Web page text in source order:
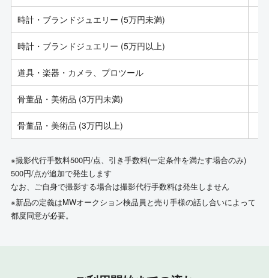
時計・ブランドジュエリー (5万円未満)
時計・ブランドジュエリー (5万円以上)
道具・楽器・カメラ、プロツール
骨董品・美術品 (3万円未満)
骨董品・美術品 (3万円以上)
※撮影代行手数料500円/点、引き手数料(一定条件を満たす場合のみ)
500円/点が追加で発生します
なお、ご自身で撮影する場合は撮影代行手数料は発生しません
※新品の定義はMWオークション検品員と売り手様の話し合いによって
都度同意が必要。